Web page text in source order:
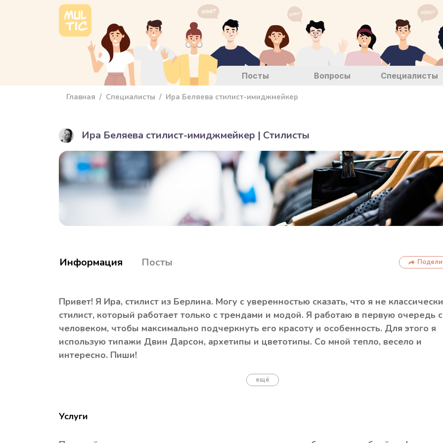
Перейти к основному содержанию
main_menu Посты Вопросы Специалисты
Главная Специалисты Ира Беляева стилист-имиджмейкер
Ира Беляева стилист-имиджмейкер | Стилисты
Информация Посты
Привет! Я Ира, стилист из Берлина. Могу с уверенностью сказать, что я не
стилист, который работает только с трендами и модой. Я работаю в первую очередь с
человеком, чтобы максимально подчеркнуть его красоту и особенность. Для этого я
использую типажи Двин Дарсон, архетипы и цветотипы. Со мной тепло, весело и
интересно. Пиши!
ещё
Услуги